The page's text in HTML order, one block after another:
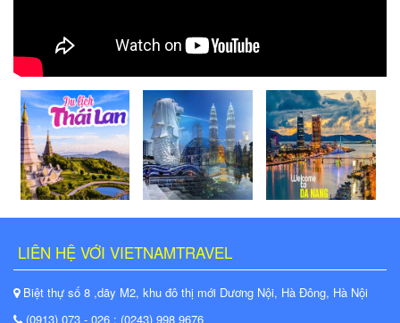
LIÊN HỆ VỚI VIETNAMTRAVEL
Biệt thự số 8 ,dãy M2, khu đô thị mới Dương Nội, Hà Đông, Hà Nội
(0913) 073 - 026 ; (0243) 998 9676